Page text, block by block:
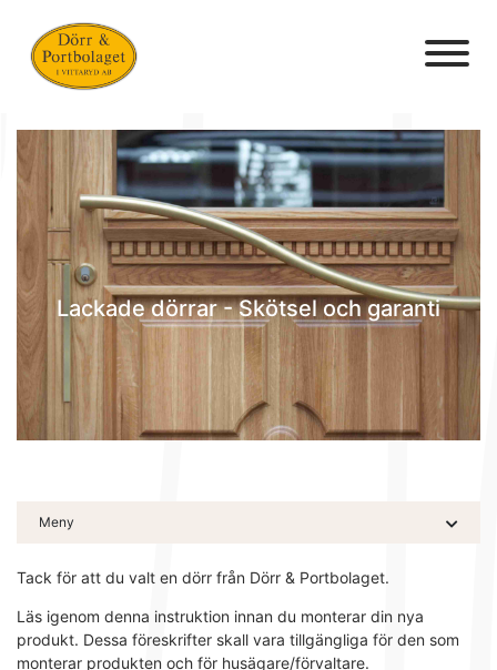
Lackade dörrar - Skötsel och garanti
Meny
Tack för att du valt en dörr från Dörr & Portbolaget.
Läs igenom denna instruktion innan du monterar din nya
produkt. Dessa föreskrifter skall vara tillgängliga för den som
monterar produkten och för husägare/förvaltare.